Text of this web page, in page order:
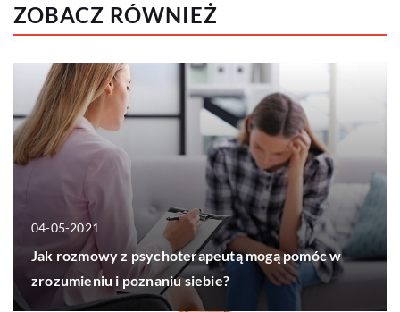
ZOBACZ RÓWNIEŻ
04-05-2021
Jak rozmowy z psychoterapeutą mogą pomóc w
zrozumieniu i poznaniu siebie?